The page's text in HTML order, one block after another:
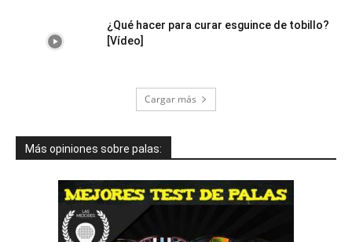
¿Qué hacer para curar esguince de tobillo?
[Vídeo]
Cargar más
Más opiniones sobre palas: